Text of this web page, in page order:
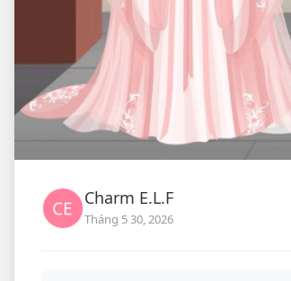
Charm E.L.F
Tháng 5 30, 2026